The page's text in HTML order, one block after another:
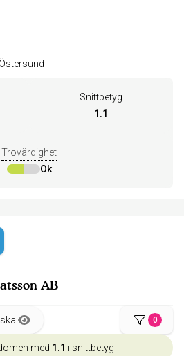
Reveljgränd 13, 831 38 Östersund
Snittbetyg
1.1
Trovärdighet
Ok
AB
0
med 1.1 i snittbetyg